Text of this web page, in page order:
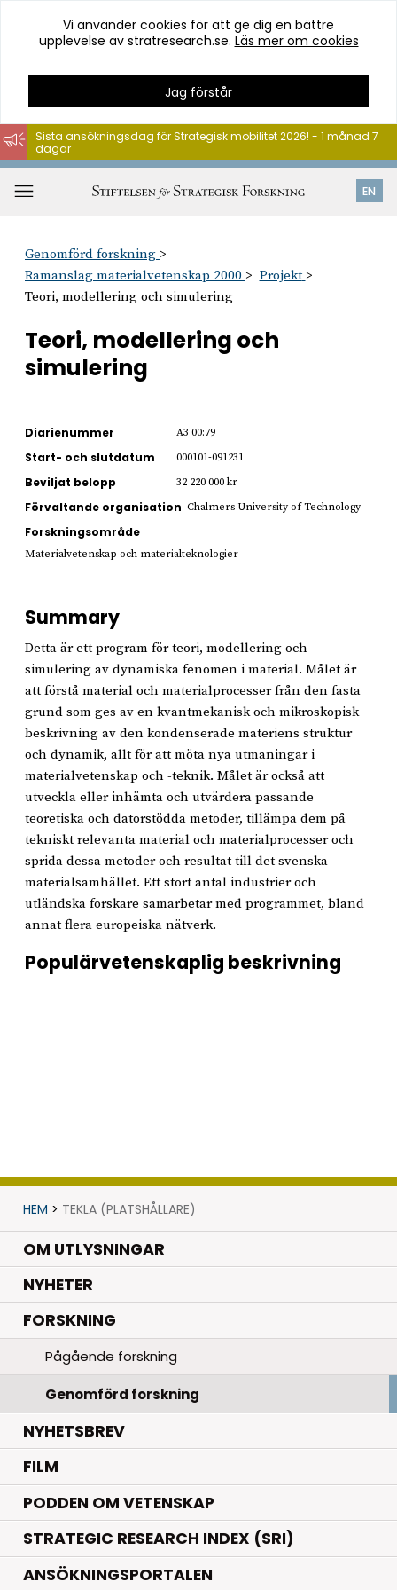
Hoppa
till
innehåll
Vi använder cookies för att ge dig en bättre
upplevelse av stratresearch.se. Läs mer om cookies
Jag förstår
EN
Sista ansökningsdag för Strategisk mobilitet 2026! - 1 månad 7
dagar
Genomförd forskning
Ramanslag materialvetenskap 2000
Projekt
Teori, modellering och simulering
Teori, modellering och
simulering
Diarienummer A3 00:79
Start- och slutdatum 000101-091231
Beviljat belopp 32 220 000 kr
Förvaltande organisation Chalmers University of Technology
Forskningsområde
Materialvetenskap och materialteknologier
Summary
Detta är ett program för teori, modellering och
simulering av dynamiska fenomen i material. Målet är
att förstå material och materialprocesser från den fasta
grund som ges av en kvantmekanisk och mikroskopisk
beskrivning av den kondenserade materiens struktur
och dynamik, allt för att möta nya utmaningar i
materialvetenskap och -teknik. Målet är också att
utveckla eller inhämta och utvärdera passande
teoretiska och datorstödda metoder, tillämpa dem på
tekniskt relevanta material och materialprocesser och
sprida dessa metoder och resultat till det svenska
materialsamhället. Ett stort antal industrier och
utländska forskare samarbetar med programmet, bland
annat flera europeiska nätverk.
Populärvetenskaplig beskrivning
HEM > TEKLA (PLATSHÅLLARE)
OM UTLYSNINGAR
NYHETER.
FORSKNING.
Pågående forskning
Genomförd forskning
NYHETSBREV
FILM
PODDEN OM VETENSKAP
STRATEGIC RESEARCH INDEX (SRI)
ANSÖKNINGSPORTALEN